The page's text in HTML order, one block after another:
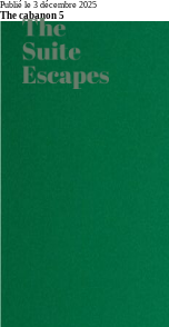
Publié le 3 décembre 2025
The cabanon 5